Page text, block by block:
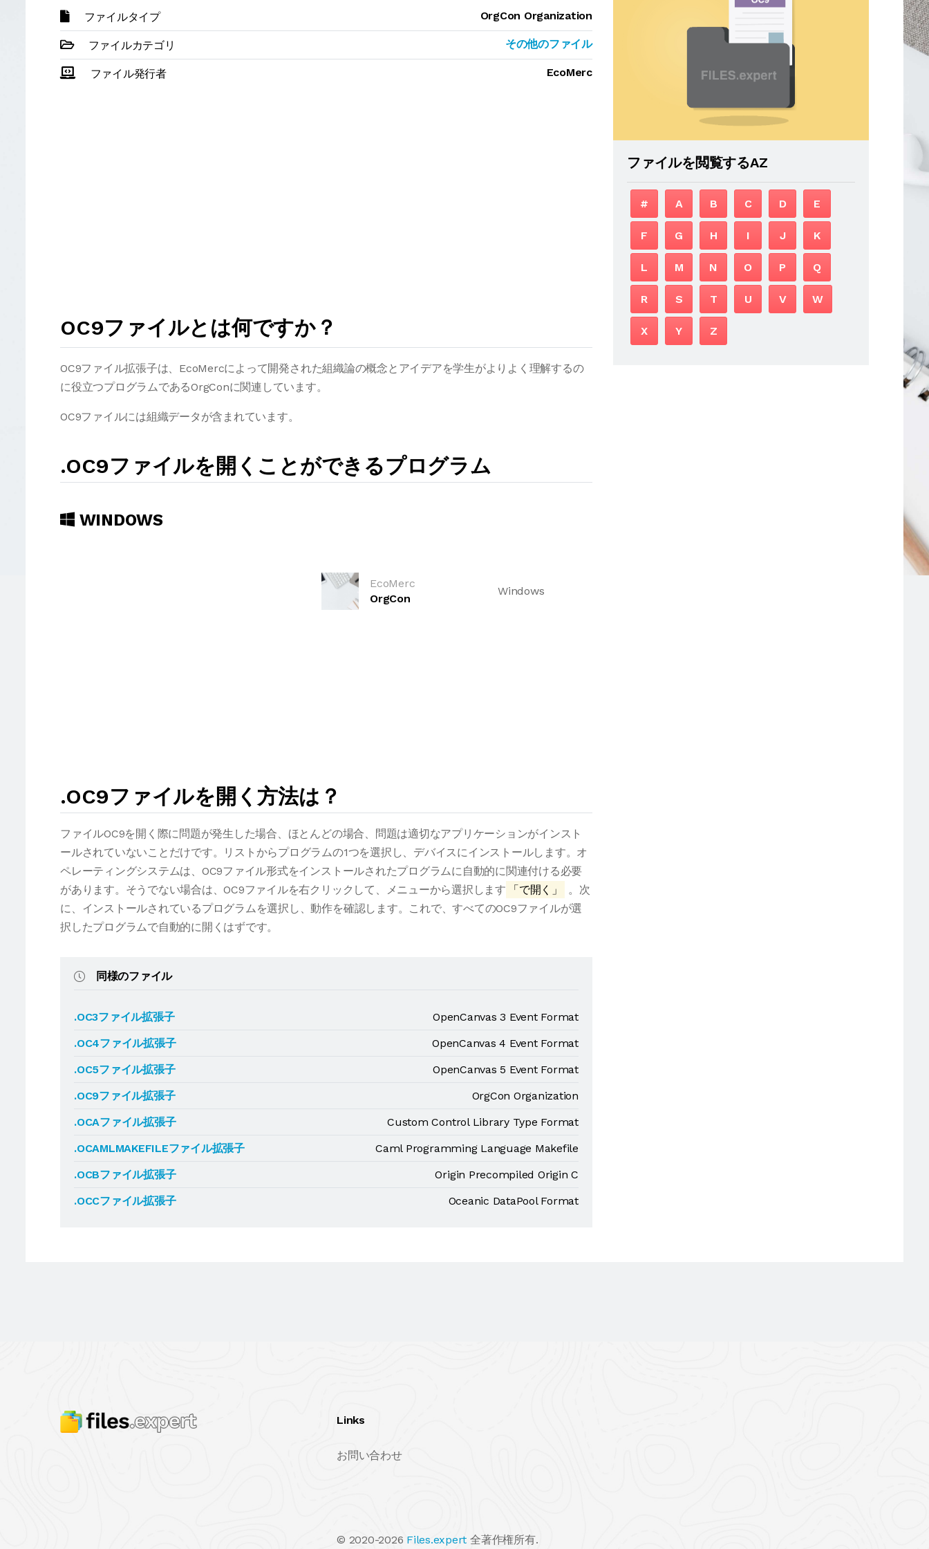
ファイルタイプ OrgCon Organization
ファイルカテゴリ その他のファイル
ファイル発行者 EcoMerc
OC9ファイルとは何ですか？
OC9ファイル拡張子は、EcoMercによって開発された組織論の概念とアイデアを学生がよりよく理解するの
に役立つプログラムであるOrgConに関連しています。
OC9ファイルには組織データが含まれています。
.OC9ファイルを開くことができるプログラム
WINDOWS
EcoMerc
OrgCon
Windows
.OC9ファイルを開く方法は？
ファイルOC9を開く際に問題が発生した場合、ほとんどの場合、問題は適切なアプリケーションがインスト
ールされていないことだけです。リストからプログラムの1つを選択し、デバイスにインストールします。オ
ペレーティングシステムは、OC9ファイル形式をインストールされたプログラムに自動的に関連付ける必要
があります。そうでない場合は、OC9ファイルを右クリックして、メニューから選択します
「で開く」
。次
に、インストールされているプログラムを選択し、動作を確認します。これで、すべてのOC9ファイルが選
択したプログラムで自動的に開くはずです。
同様のファイル
.OC3ファイル拡張子
OpenCanvas 3 Event Format
.OC4ファイル拡張子
OpenCanvas 4 Event Format
.OC5ファイル拡張子
OpenCanvas 5 Event Format
.OC9ファイル拡張子
OrgCon Organization
.OCAファイル拡張子
Custom Control Library Type Format
.OCAMLMAKEFILEファイル拡張子
Caml Programming Language Makefile
.OCBファイル拡張子
Origin Precompiled Origin C
.OCCファイル拡張子
Oceanic DataPool Format
ファイルを閲覧するAZ
# A B C D E
F G H I J K
L M N O P Q
R S T U V W
X Y Z
Links
お問い合わせ
© 2020-2026 Files.expert 全著作権所有.